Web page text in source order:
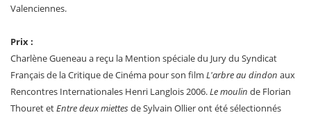
Valenciennes.
Prix :
Charlène Gueneau a reçu la Mention spéciale du Jury du Syndicat
Français de la Critique de Cinéma pour son film L'arbre au dindon aux
Rencontres Internationales Henri Langlois 2006.Le moulin de Florian
Thouret etEntre deux miettesde Sylvain Ollier ont été sélectionnés